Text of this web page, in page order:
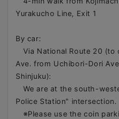
Yurakucho Line, Exit 1
By car:
Via National Route 20 (to
Ave. from Uchibori-Dori
Shinjuku):
We are at the south-
Police Station" intersection.
※Please use the coin